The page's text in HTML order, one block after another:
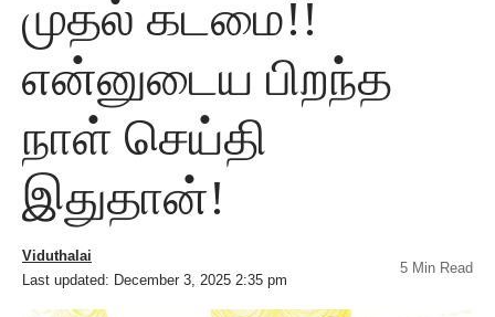
முதல் கடமை!!
என்னுடைய பிறந்த
நாள் செய்தி
இதுதான்!
Last updated: December 3, 2025 2:35 pm
Viduthalai
5 Min Read